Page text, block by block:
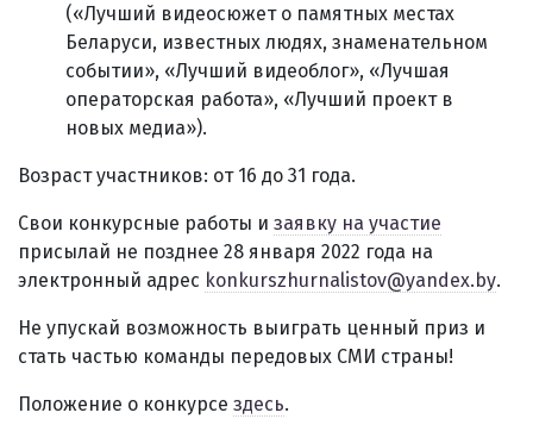
(«Лучший видеосюжет о памятных местах
Беларуси, известных людях, знаменательном
событии», «Лучший видеоблог», «Лучшая
операторская работа», «Лучший проект в
новых медиа»).
Возраст участников: от 16 до 31 года.
Свои конкурсные работы и заявку на участие
присылай не позднее 28 января 2022 года на
электронный адрес konkurszhurnalistov@yandex.by.
Не упускай возможность выиграть ценный приз и
стать частью команды передовых СМИ страны!
Положение о конкурсе здесь.